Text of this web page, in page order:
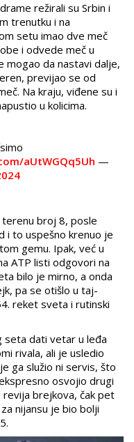
režirali su Srbin i
trenutku i na
setu imao dve meč
i odvede meč u
mogao da nastavi dalje,
previjao se od
Na kraju, viđene su i
u kolicima.
aUtWGQq5Uh —
broj 8, posle
i to uspešno krenuo je
gemu. Ipak, već u
ATP listi odgovori na
bilo je mirno, a onda
pa se otišlo u taj-
reket sveta i rutinski
seta dati vetar u leđa
rivala, ali je usledio
ga služio ni servis, što
osvojio drugi
brejkova, čak pet
nijansu je bio bolji